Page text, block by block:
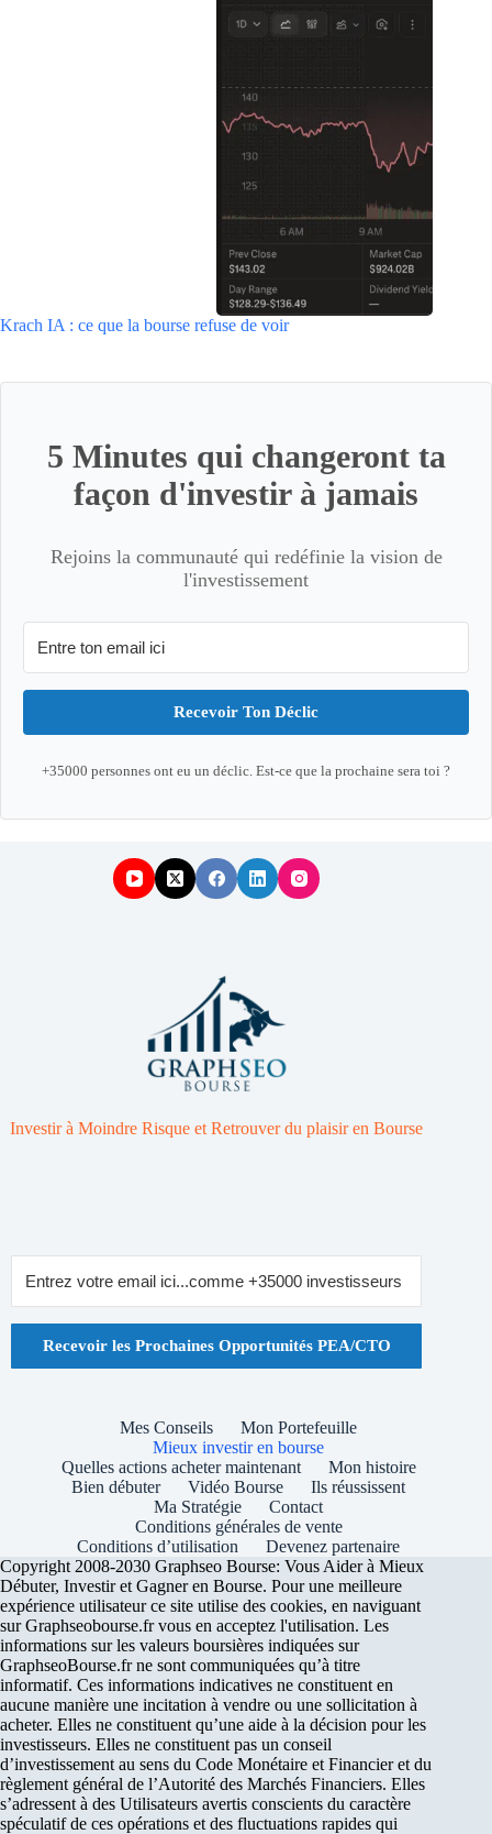
Krach IA : ce que la bourse refuse de voir
5 Minutes qui changeront ta
façon d'investir à jamais
Rejoins la communauté qui redéfinie la vision de
l'investissement
Recevoir Ton Déclic
+35000 personnes ont eu un déclic. Est-ce que la prochaine sera toi ?
Investir à Moindre Risque et Retrouver du plaisir en Bourse
Recevoir les Prochaines Opportunités PEA/CTO
Mes Conseils
Mon Portefeuille
Mieux investir en bourse
Quelles actions acheter maintenant
Mon histoire
Bien débuter
Vidéo Bourse
Ils réussissent
Ma Stratégie
Contact
Conditions générales de vente
Conditions d’utilisation
Devenez partenaire
Copyright 2008-2030 Graphseo Bourse: Vous Aider à Mieux
Débuter, Investir et Gagner en Bourse. Pour une meilleure
expérience utilisateur ce site utilise des cookies, en naviguant
sur Graphseobourse.fr vous en acceptez l'utilisation. Les
informations sur les valeurs boursières indiquées sur
GraphseoBourse.fr ne sont communiquées qu’à titre
informatif. Ces informations indicatives ne constituent en
aucune manière une incitation à vendre ou une sollicitation à
acheter. Elles ne constituent qu’une aide à la décision pour les
investisseurs. Elles ne constituent pas un conseil
d’investissement au sens du Code Monétaire et Financier et du
règlement général de l’Autorité des Marchés Financiers. Elles
s’adressent à des Utilisateurs avertis conscients du caractère
spéculatif de ces opérations et des fluctuations rapides qui